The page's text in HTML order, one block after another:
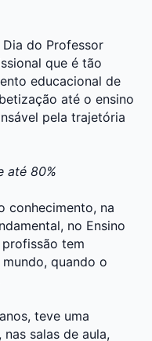
do Professor
que é tão
educacional de
até o ensino
pela trajetória
até 80%
conhecimento, na
no Ensino
tem
quando o
teve uma
salas de aula,